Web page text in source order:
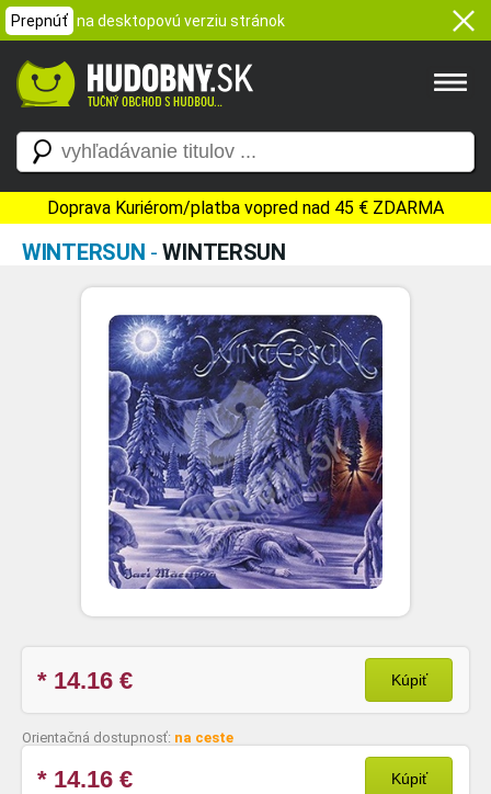
Prepnúť na desktopovú verziu stránok
Doprava Kuriérom/platba vopred nad 45 € ZDARMA
WINTERSUN -WINTERSUN
* 14.16 € Kúpiť
Orientačná dostupnosť: na ceste
* 14.16 € Kúpiť